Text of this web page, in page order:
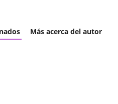
Más acerca del autor